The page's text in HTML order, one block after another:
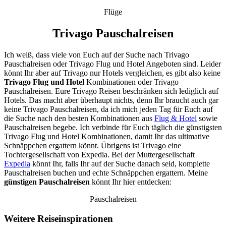
Flüge
Trivago Pauschalreisen
Ich weiß, dass viele von Euch auf der Suche nach Trivago
Pauschalreisen oder Trivago Flug und Hotel Angeboten sind. Leider
könnt Ihr aber auf Trivago nur Hotels vergleichen, es gibt also keine
Trivago Flug und Hotel Kombinationen oder Trivago
Pauschalreisen. Eure Trivago Reisen beschränken sich lediglich auf
Hotels. Das macht aber überhaupt nichts, denn Ihr braucht auch gar
keine Trivago Pauschalreisen, da ich mich jeden Tag für Euch auf
die Suche nach den besten Kombinationen aus Flug & Hotel sowie
Pauschalreisen begebe. Ich verbinde für Euch täglich die günstigsten
Trivago Flug und Hotel Kombinationen, damit Ihr das ultimative
Schnäppchen ergattern könnt. Übrigens ist Trivago eine
Tochtergesellschaft von Expedia. Bei der Muttergesellschaft
Expedia könnt Ihr, falls Ihr auf der Suche danach seid, komplette
Pauschalreisen buchen und echte Schnäppchen ergattern. Meine
günstigen Pauschalreisen könnt Ihr hier entdecken:
Pauschalreisen
Weitere Reiseinspirationen